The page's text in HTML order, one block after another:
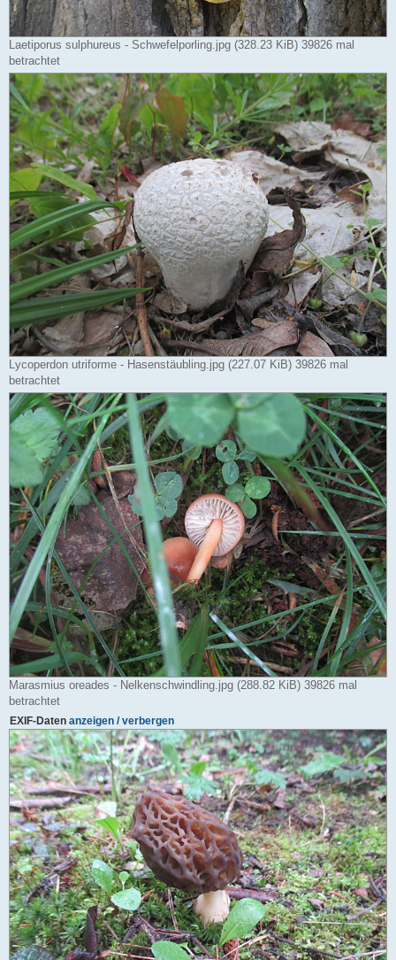
Laetiporus sulphureus - Schwefelporling.jpg (328.23 KiB) 39826 mal
betrachtet
Lycoperdon utriforme - Hasenstäubling.jpg (227.07 KiB) 39826 mal
betrachtet
Marasmius oreades - Nelkenschwindling.jpg (288.82 KiB) 39826 mal
betrachtet
EXIF-Daten anzeigen / verbergen